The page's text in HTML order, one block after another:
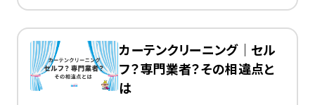
カーテンクリーニング｜セル
フ？専門業者？その相違点と
は